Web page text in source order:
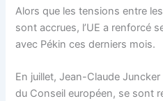
Alors que les tensions entre
sont accrues, l’UE a renforcé
avec Pékin ces derniers mois.
En juillet, Jean-Claude
du Conseil européen, se sont